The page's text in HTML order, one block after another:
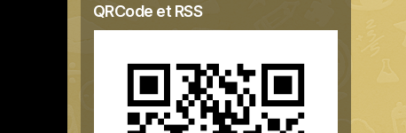
QRCode et RSS